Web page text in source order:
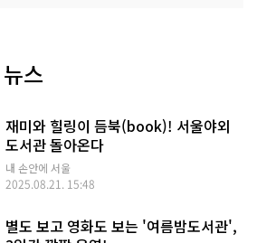
스
재미와 힐링이 듬북(book)! 서울야외
도서관 돌아온다
내 손안에 서울
2025.08.21. 15:48
별도 보고 영화도 보는 '여름밤도서관',